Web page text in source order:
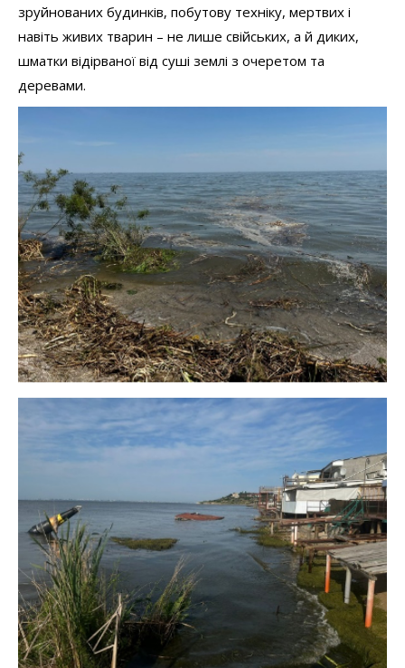
зруйнованих будинків, побутову техніку, мертвих і
навіть живих тварин – не лише свійських, а й диких,
шматки відірваної від суші землі з очеретом та
деревами.